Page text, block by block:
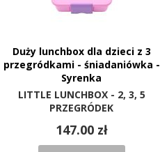
Duży lunchbox dla dzieci z 3
przegródkami - śniadaniówka -
Syrenka
LITTLE LUNCHBOX - 2, 3, 5
PRZEGRÓDEK
147.00 zł